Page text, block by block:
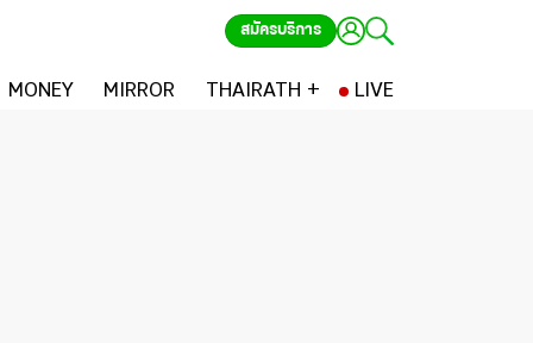
สมัครบริการ
MONEY MIRROR THAIRATH + LIVE